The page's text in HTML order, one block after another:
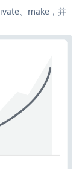
、make，并